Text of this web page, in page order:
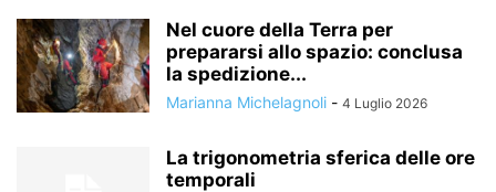
Nel cuore della Terra per
prepararsi allo spazio: conclusa
la spedizione...
Marianna Michelagnoli - 4 Luglio 2026
La trigonometria sferica delle ore
temporali